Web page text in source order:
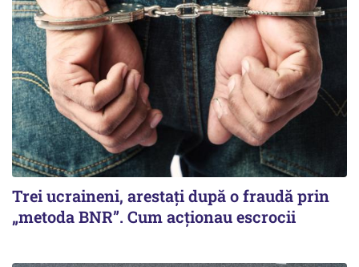
Trei ucraineni, arestați după o fraudă prin
„metoda BNR”. Cum acționau escrocii